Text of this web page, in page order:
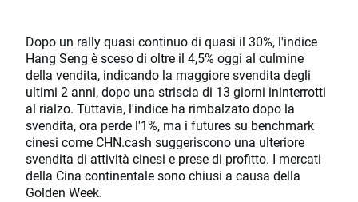
Dopo un rally quasi continuo di quasi il 30%, l'indice
Hang Seng è sceso di oltre il 4,5% oggi al culmine
della vendita, indicando la maggiore svendita degli
ultimi 2 anni, dopo una striscia di 13 giorni ininterrotti
al rialzo. Tuttavia, l'indice ha rimbalzato dopo la
svendita, ora perde l'1%, ma i futures su benchmark
cinesi come CHN.cash suggeriscono una ulteriore
svendita di attività cinesi e prese di profitto. I mercati
della Cina continentale sono chiusi a causa della
Golden Week.